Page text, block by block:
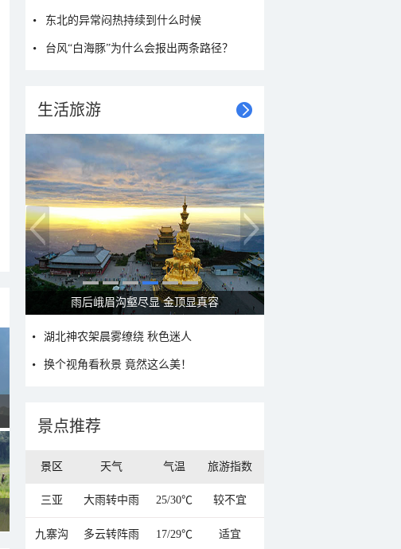
东北的异常闷热持续到什么时候
台风“白海豚”为什么会报出两条路径？
生活旅游
秋意浓 蓝天映衬下的哈尔滨伏尔加庄园
湖北神农架晨雾缭绕 秋色迷人
换个视角看秋景 竟然这么美！
景点推荐
景区 天气 气温 旅游指数
三亚 大雨转中雨 25/30℃ 较不宜
九寨沟 多云转阵雨 17/29℃ 适宜